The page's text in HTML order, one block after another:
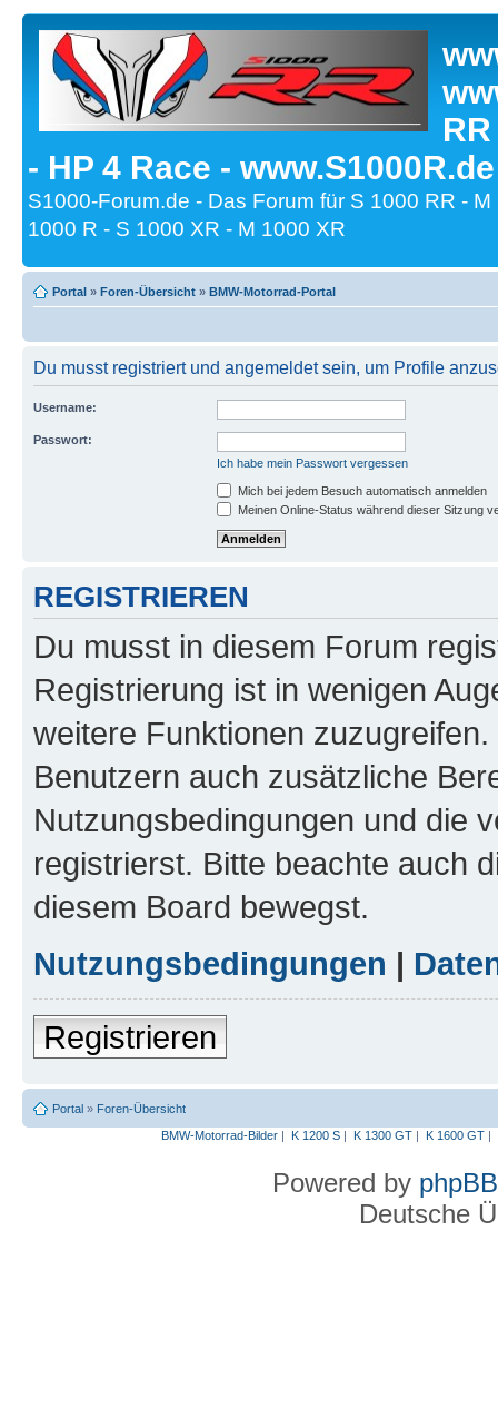
- HP 4 Race -
S1000-Forum.de - Das Forum für S 1000 RR -
1000 R - S 1000 XR - M 1000 XR
Portal » Foren-Übersicht » BMW-Motorrad-Portal
Du musst registriert und angemeldet sein, um Profile
Username:
Passwort:
Ich habe mein Passwort vergessen
Mich bei jedem Besuch automatisch anmelden
Meinen Online-Status während dieser Sitzung
REGISTRIEREN
Du musst in diesem Forum
Registrierung ist in wenigen
weitere Funktionen
Benutzern auch zusätzliche
Nutzungsbedingungen und die
registrierst. Bitte beachte auch
diesem Board bewegst.
Nutzungsbedingungen |
Registrieren
Portal » Foren-Übersicht
BMW-Motorrad-Bilder| K 1200 S| K 1300 GT| K 1600 GT|
Powered by phpBB
Deutsche